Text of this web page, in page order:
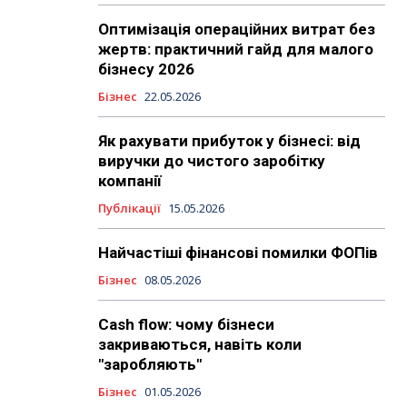
Оптимізація операційних витрат без
жертв: практичний гайд для малого
бізнесу 2026
Бізнес 22.05.2026
Як рахувати прибуток у бізнесі: від
виручки до чистого заробітку
компанії
Публікації 15.05.2026
Найчастіші фінансові помилки ФОПів
Бізнес 08.05.2026
Cash flow: чому бізнеси
закриваються, навіть коли
"заробляють"
Бізнес 01.05.2026